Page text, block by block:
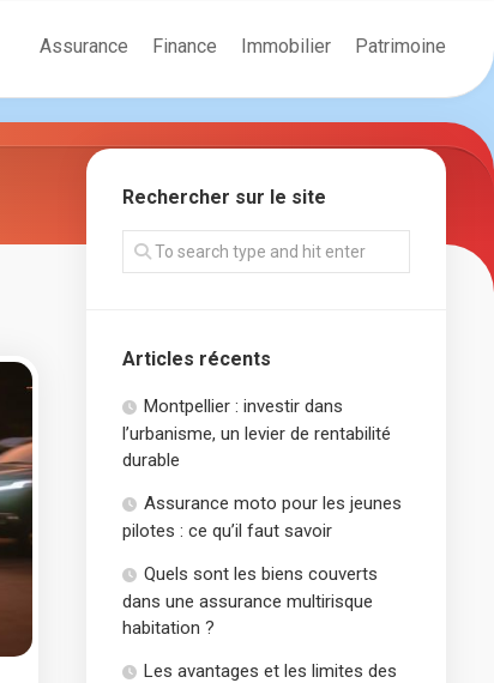
Assurance Finance Immobilier Patrimoine
Rechercher sur le site
Articles récents
Montpellier : investir dans
l’urbanisme, un levier de rentabilité
durable
Assurance moto pour les jeunes
pilotes : ce qu’il faut savoir
Quels sont les biens couverts
dans une assurance multirisque
habitation ?
Les avantages et les limites des